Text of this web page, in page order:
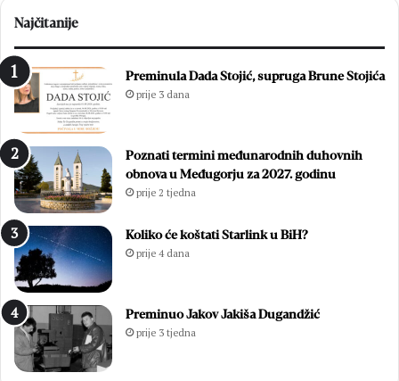
Najčitanije
Preminula Dada Stojić, supruga Brune Stojića
prije 3 dana
Poznati termini međunarodnih duhovnih
obnova u Međugorju za 2027. godinu
prije 2 tjedna
Koliko će koštati Starlink u BiH?
prije 4 dana
Preminuo Jakov Jakiša Dugandžić
prije 3 tjedna